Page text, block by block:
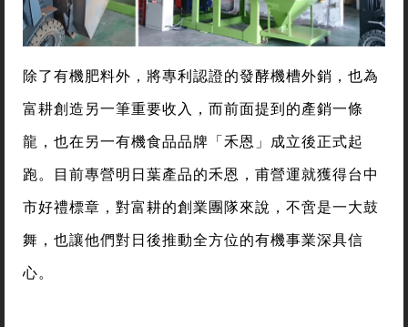
除了有機肥料外，將專利認證的發酵機槽外銷，也為
富耕創造另一筆重要收入，而前面提到的產銷一條
龍，也在另一有機食品品牌「禾恩」成立後正式起
跑。目前專營明日葉產品的禾恩，甫營運就獲得台中
市好禮標章，對富耕的創業團隊來說，不啻是一大鼓
舞，也讓他們對日後推動全方位的有機事業深具信
心。